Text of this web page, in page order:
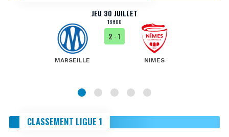
JEU 30 JUILLET
18H00
MARSEILLE
2 - 1
NIMES
CLASSEMENT LIGUE 1